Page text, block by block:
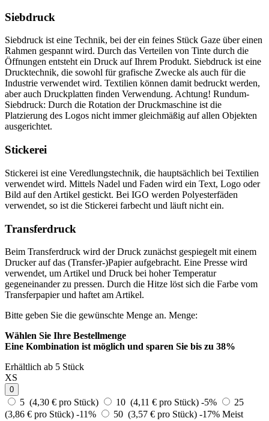
Siebdruck
Siebdruck ist eine Technik, bei der ein feines Stück Gaze über einen
Rahmen gespannt wird. Durch das Verteilen von Tinte durch die
Öffnungen entsteht ein Druck auf Ihrem Produkt. Siebdruck ist eine
Drucktechnik, die sowohl für grafische Zwecke als auch für die
Industrie verwendet wird. Textilien können damit bedruckt werden,
aber auch Druckplatten finden Verwendung. Achtung! Rundum-
Siebdruck: Durch die Rotation der Druckmaschine ist die
Platzierung des Logos nicht immer gleichmäßig auf allen Objekten
ausgerichtet.
Stickerei
Stickerei ist eine Veredlungstechnik, die hauptsächlich bei Textilien
verwendet wird. Mittels Nadel und Faden wird ein Text, Logo oder
Bild auf den Artikel gestickt. Bei IGO werden Polyesterfäden
verwendet, so ist die Stickerei farbecht und läuft nicht ein.
Transferdruck
Beim Transferdruck wird der Druck zunächst gespiegelt mit einem
Drucker auf das (Transfer-)Papier aufgebracht. Eine Presse wird
verwendet, um Artikel und Druck bei hoher Temperatur
gegeneinander zu pressen. Durch die Hitze löst sich die Farbe vom
Transferpapier und haftet am Artikel.
Bitte geben Sie die gewünschte Menge an. Menge:
Wählen Sie Ihre Bestellmenge
Eine Kombination ist möglich und sparen Sie bis zu 38%
Erhältlich ab 5 Stück
XS
0
5 (4,30 € pro Stück) 10 (4,11 € pro Stück) -5%
25
(3,86 € pro Stück) -11% 50 (3,57 € pro Stück) -17% Meist